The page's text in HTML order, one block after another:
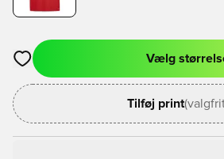
Åbner en Modal til at logge ind eller
Vælg
Tilføj print